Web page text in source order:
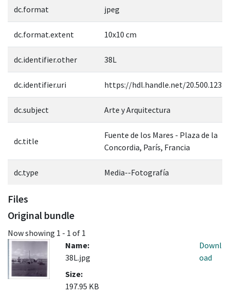
dc.format jpeg
dc.format.extent 10x10 cm
dc.identifier.other 38L
dc.identifier.uri https://hdl.handle.net/
dc.subject Arte y Arquitectura
dc.title
Fuente de los Mares - Plaza de la
Concordia, París, Francia
dc.type Media--Fotografía
Files
Original bundle
Now showing 1 - 1 of 1
Name:
38L.jpg
Size:
197.95 KB
Downl
oad